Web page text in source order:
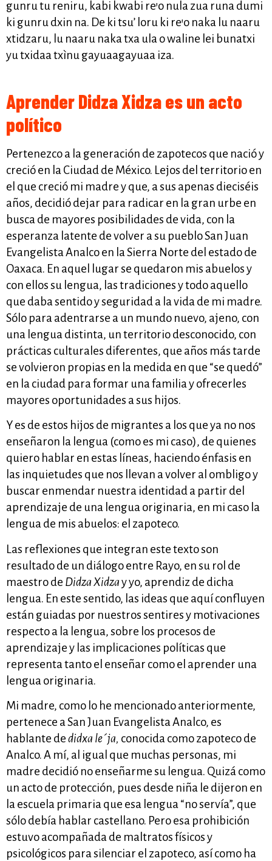
gunru tu reniru, kabi kwabi re’o nula zua runa dumi
ki gunru dxin na. De ki tsu’ loru ki re’o naka lu naaru
xtidzaru, lu naaru naka txa ula o waline lei bunatxi
yu txidaa txìnu gayuaagayuaa iza.
Aprender Didza Xidza es un acto
político
Pertenezco a la generación de zapotecos que nació y
creció en la Ciudad de México. Lejos del territorio en
el que creció mi madre y que, a sus apenas dieciséis
años, decidió dejar para radicar en la gran urbe en
busca de mayores posibilidades de vida, con la
esperanza latente de volver a su pueblo San Juan
Evangelista Analco en la Sierra Norte del estado de
Oaxaca. En aquel lugar se quedaron mis abuelos y
con ellos su lengua, las tradiciones y todo aquello
que daba sentido y seguridad a la vida de mi madre.
Sólo para adentrarse a un mundo nuevo, ajeno, con
una lengua distinta, un territorio desconocido, con
prácticas culturales diferentes, que años más tarde
se volvieron propias en la medida en que “se quedó”
en la ciudad para formar una familia y ofrecerles
mayores oportunidades a sus hijos.
Y es de estos hijos de migrantes a los que ya no nos
enseñaron la lengua (como es mi caso), de quienes
quiero hablar en estas líneas, haciendo énfasis en
las inquietudes que nos llevan a volver al ombligo y
buscar enmendar nuestra identidad a partir del
aprendizaje de una lengua originaria, en mi caso la
lengua de mis abuelos: el zapoteco.
Las reflexiones que integran este texto son
resultado de un diálogo entre Rayo, en su rol de
maestro de Didza Xidzay yo, aprendiz de dicha
lengua. En este sentido, las ideas que aquí confluyen
están guiadas por nuestros sentires y motivaciones
respecto a la lengua, sobre los procesos de
aprendizaje y las implicaciones políticas que
representa tanto el enseñar como el aprender una
lengua originaria.
Mi madre, como lo he mencionado anteriormente,
pertenece a San Juan Evangelista Analco, es
hablante dedidxa le´ja, conocida como zapoteco de
Analco. A mí, al igual que muchas personas, mi
madre decidió no enseñarme su lengua. Quizá como
un acto de protección, pues desde niña le dijeron en
la escuela primaria que esa lengua “no servía”, que
sólo debía hablar castellano. Pero esa prohibición
estuvo acompañada de maltratos físicos y
psicológicos para silenciar el zapoteco, así como ha